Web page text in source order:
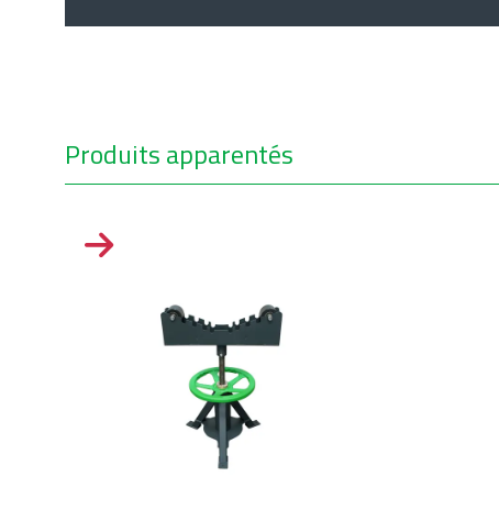
Produits apparentés